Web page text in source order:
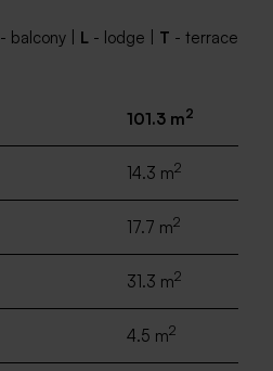
- balcony | L - lodge | T - terrace
101.3 m2
14.3 m2
17.7 m2
31.3 m2
4.5 m2